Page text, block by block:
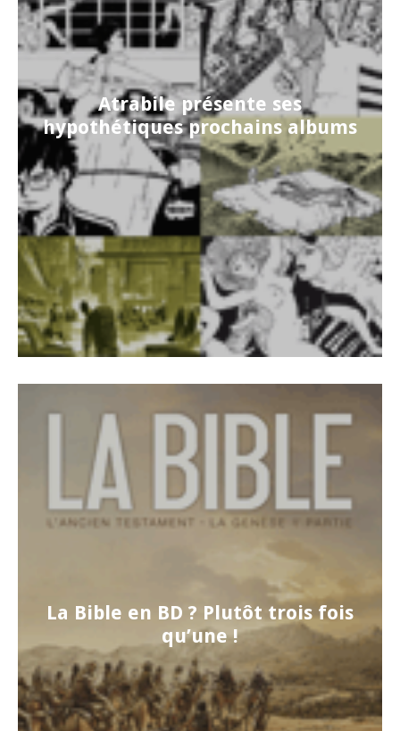
Atrabile présente ses
hypothétiques prochains albums
La Bible en BD ? Plutôt trois fois
qu’une !